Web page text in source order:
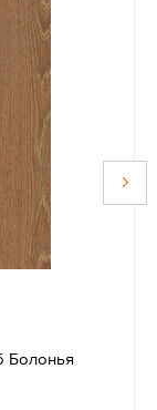
Болонья